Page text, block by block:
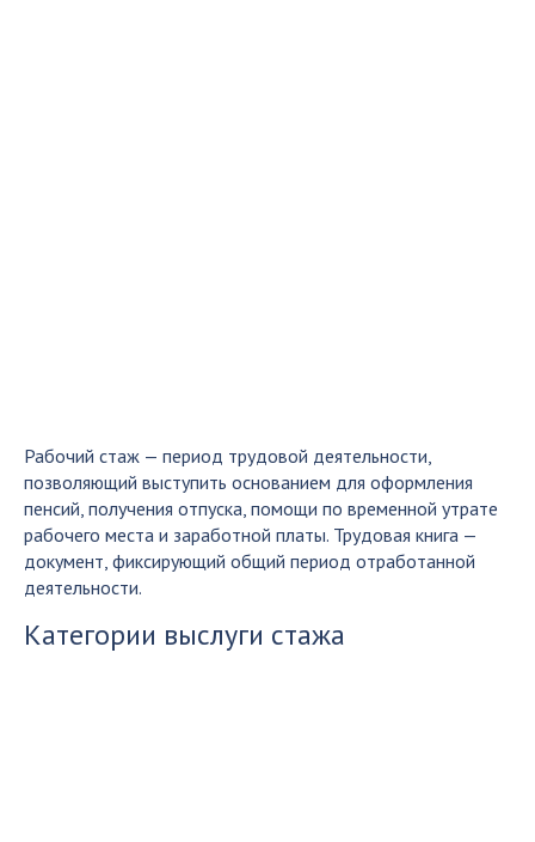
Рабочий стаж — период трудовой деятельности,
позволяющий выступить основанием для оформления
пенсий, получения отпуска, помощи по временной утрате
рабочего места и заработной платы. Трудовая книга —
документ, фиксирующий общий период отработанной
деятельности.
Категории выслуги стажа